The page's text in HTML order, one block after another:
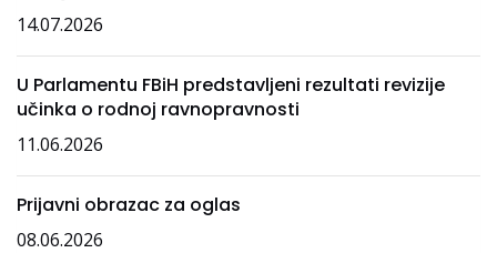
14.07.2026
U Parlamentu FBiH predstavljeni rezultati revizije
učinka o rodnoj ravnopravnosti
11.06.2026
Prijavni obrazac za oglas
08.06.2026